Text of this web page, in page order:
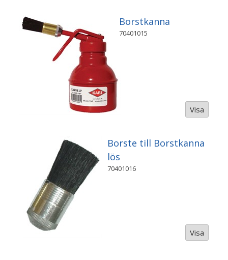
Borstkanna
70401015
Visa
Borste till Borstkanna
lös
70401016
Visa